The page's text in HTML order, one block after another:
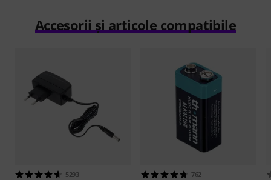
Accesorii și articole compatibile
5293 762